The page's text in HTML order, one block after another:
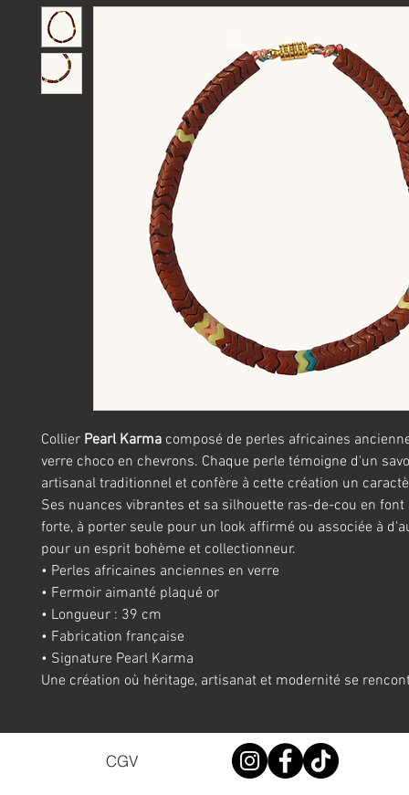
Collier Pearl Karma composé de perles africaines
verre choco en chevrons. Chaque perle témoigne d'un
artisanal traditionnel et confère à cette création un
Ses nuances vibrantes et sa silhouette ras-de-cou en font
forte, à porter seule pour un look affirmé ou associée à
pour un esprit bohème et collectionneur.
• Perles africaines anciennes en verre
• Fermoir aimanté plaqué or
• Longueur : 39 cm
• Fabrication française
• Signature Pearl Karma
Une création où héritage, artisanat et modernité se
CGV